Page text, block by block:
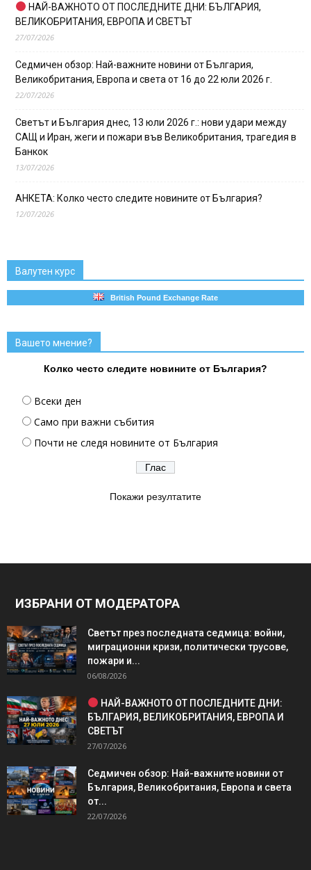
НАЙ-ВАЖНОТО ОТ ПОСЛЕДНИТЕ ДНИ: БЪЛГАРИЯ,
ВЕЛИКОБРИТАНИЯ, ЕВРОПА И СВЕТЪТ
27/07/2026
Седмичен обзор: Най-важните новини от България,
Великобритания, Европа и света от 16 до 22 юли 2026 г.
22/07/2026
Светът и България днес, 13 юли 2026 г.: нови удари между
САЩ и Иран, жеги и пожари във Великобритания, трагедия в
Банкок
13/07/2026
АНКЕТА: Колко често следите новините от България?
12/07/2026
Валутен курс
British Pound Exchange Rate
Вашето мнение?
Колко често следите новините от България?
Всеки ден
Само при важни събития
Почти не следя новините от България
Покажи резултатите
ИЗБРАНИ ОТ МОДЕРАТОРА
Светът през последната седмица: войни,
миграционни кризи, политически трусове,
пожари и...
06/08/2026
НАЙ-ВАЖНОТО ОТ ПОСЛЕДНИТЕ ДНИ:
БЪЛГАРИЯ, ВЕЛИКОБРИТАНИЯ, ЕВРОПА И
СВЕТЪТ
27/07/2026
Седмичен обзор: Най-важните новини от
България, Великобритания, Европа и света
от...
22/07/2026